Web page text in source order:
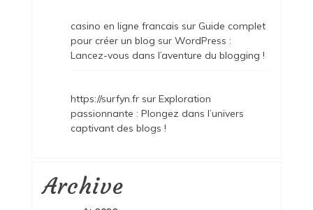
casino en ligne francais sur Guide complet
pour créer un blog sur WordPress :
Lancez-vous dans l’aventure du blogging !
https://surfyn.frsur Exploration
passionnante : Plongez dans l’univers
captivant des blogs !
Archive